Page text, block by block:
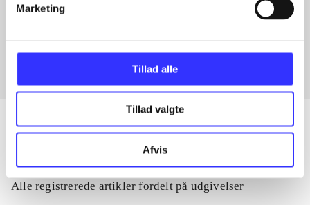
Marketing
Tillad alle
Tillad valgte
Afvis
Artikler med samme emner
Artikler
Alle registrerede artikler fordelt på udgivelser